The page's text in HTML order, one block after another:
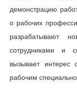
демонстрацию
о рабочих
разрабатывают
сотрудниками и
вызывает интерес
рабочим